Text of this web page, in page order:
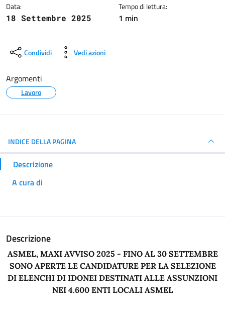
Data:
18 Settembre 2025
Tempo di lettura:
1 min
Condividi Vedi azioni
Argomenti
Lavoro
INDICE DELLA PAGINA
Descrizione
A cura di
Descrizione
ASMEL, MAXI AVVISO 2025 - FINO AL 30 SETTEMBRE
SONO APERTE LE CANDIDATURE PER LA SELEZIONE
DI ELENCHI DI IDONEI DESTINATI ALLE ASSUNZIONI
NEI 4.600 ENTI LOCALI ASMEL